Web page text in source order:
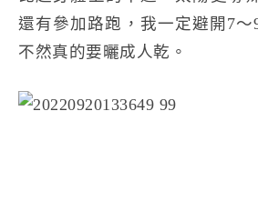
還有參加路跑，我一定避開7～
不然真的要曬成人乾。